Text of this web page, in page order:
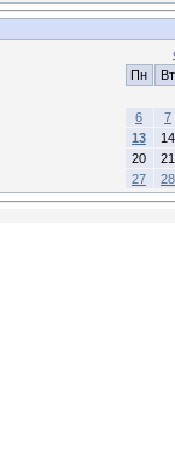
Пн
Вт
6
7
13
14
20
21
27
28